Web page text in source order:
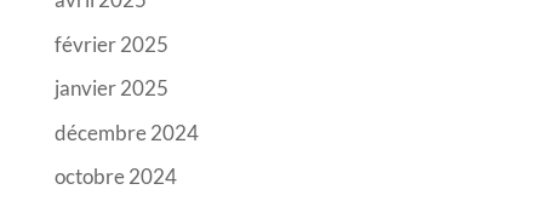
février 2025
janvier 2025
décembre 2024
octobre 2024